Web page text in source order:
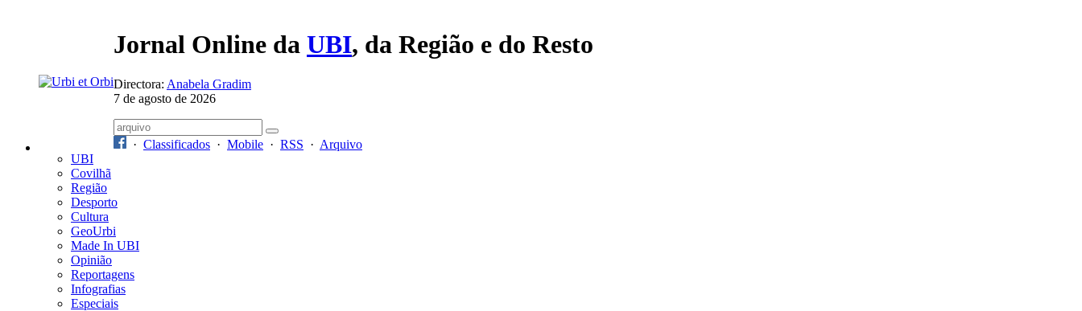
Jornal Online da UBI, da Região e do Resto
Directora: Anabela Gradim
7 de agosto de 2026
· Classificados · Mobile · RSS · Arquivo
UBI
Covilhã
Região
Desporto
Cultura
GeoUrbi
Made In UBI
Opinião
Reportagens
Infografias
Especiais